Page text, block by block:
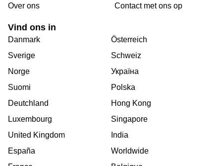
Over ons
Сontact met ons op
Vind ons in
Danmark
Sverige
Norge
Suomi
Deutchland
Luxembourg
United Kingdom
España
Österreich
Schweiz
Україна
Polska
Hong Kong
Singapore
India
Worldwide